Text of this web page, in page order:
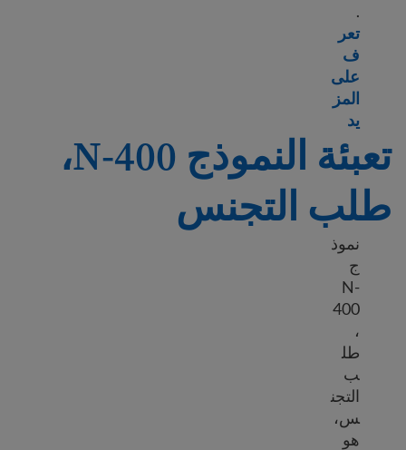
.
تعر
ف
على
المز
يدmore about Steps to apply for U.S. citizenship
تعبئة النموذج N-400،
طلب التجنس
نموذ
ج
N-
400
،
طل
ب
التجن
س،
هو